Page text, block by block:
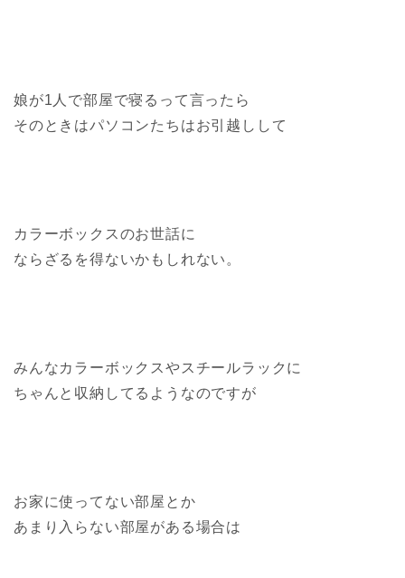
娘が1人で部屋で寝るって言ったら
そのときはパソコンたちはお引越しして
カラーボックスのお世話に
ならざるを得ないかもしれない。
みんなカラーボックスやスチールラックに
ちゃんと収納してるようなのですが
お家に使ってない部屋とか
あまり入らない部屋がある場合は